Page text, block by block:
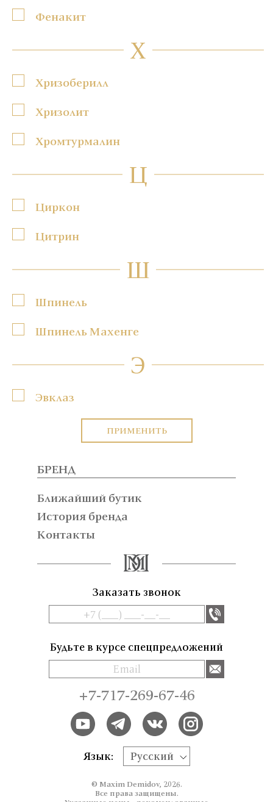
Фенакит
Х
Хризоберилл
Хризолит
Хромтурмалин
Ц
Циркон
Цитрин
Ш
Шпинель
Шпинель Махенге
Э
Эвклаз
ПРИМЕНИТЬ
БРЕНД
Ближайший бутик
История бренда
Контакты
Заказать звонок
Будьте в курсе спецпредложений
+7-717-269-67-46
Язык: Русский
© Maxim Demidov, 2026.
Все права защищены.